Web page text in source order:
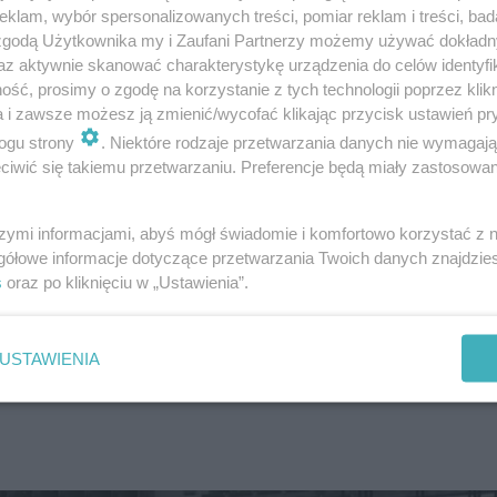
to dość szczegółowa prezentacja, która myślę, że
dlatego władze miasta też będą miały
się wymiana pytań między klubem, a
będą mogli zabrać też kielczanie obecni na sali. Z
– wyjaśnia przewodniczący Rady.
Transmisję planuje Urząd Miasta oraz kielecki klub.
wybór spersonalizowanych treści, pomiar reklam i treści,
Użytkownika my i Zaufani Partnerzy możemy używać
aktywnie skanować charakterystykę urządzenia do celów
prosimy o zgodę na korzystanie z tych technologii poprzez
i zawsze możesz ją zmienić/wycofać klikając przycisk ustawień
strony
. Niektóre rodzaje przetwarzania danych nie
się takiemu przetwarzaniu. Preferencje będą miały
informacjami, abyś mógł świadomie i komfortowo korzystać z
informacje dotyczące przetwarzania Twoich danych
oraz po kliknięciu w „Ustawienia”.
USTAWIENIA